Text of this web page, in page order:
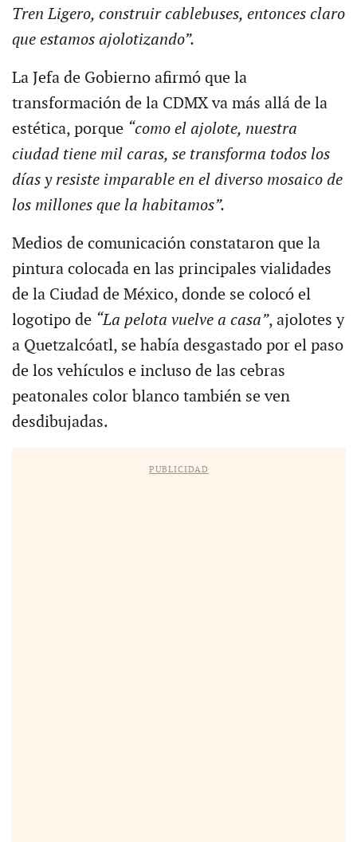
Tren Ligero, construir cablebuses, entonces claro
que estamos ajolotizando”.
La Jefa de Gobierno afirmó que la
transformación de la CDMX va más allá de la
estética, porque “como el ajolote, nuestra
ciudad tiene mil caras, se transforma todos los
días y resiste imparable en el diverso mosaico de
los millones que la habitamos”.
Medios de comunicación constataron que la
pintura colocada en las principales vialidades
de la Ciudad de México, donde se colocó el
logotipo de “La pelota vuelve a casa”, ajolotes y
a Quetzalcóatl, se había desgastado por el paso
de los vehículos e incluso de las cebras
peatonales color blanco también se ven
desdibujadas.
PUBLICIDAD